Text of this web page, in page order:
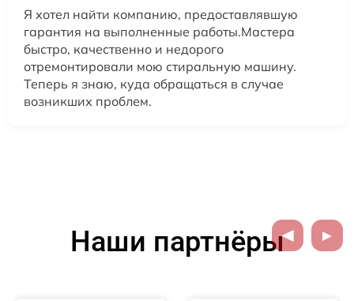
Я хотел найти компанию, предоставлявшую
гарантия на выполненные работы.Мастера
быстро, качественно и недорого
отремонтировали мою стиральную машину.
Теперь я знаю, куда обращаться в случае
возникших проблем.
Наши партнёры